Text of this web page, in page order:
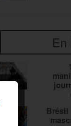
En
Brésil